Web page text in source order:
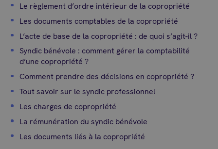
Le règlement d’ordre intérieur de la copropriété
Les documents comptables de la copropriété
L’acte de base de la copropriété : de quoi s’agit-il ?
Syndic bénévole : comment gérer la comptabilité
d’une copropriété ?
Comment prendre des décisions en copropriété ?
Tout savoir sur le syndic professionnel
Les charges de copropriété
La rémunération du syndic bénévole
Les documents liés à la copropriété